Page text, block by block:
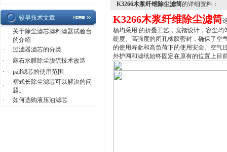
较早技术文章
·
关于除尘滤芯滤料滤器试验台
的介绍
·
过滤器滤芯的分类
·
麻石水膜除尘脱硫技术改造
·
pall滤芯的使用范围
·
褶式长除尘滤芯可以解决的问
题。
·
如何选购液压油滤芯
K3266木浆纤维除尘滤筒的详细资料：
K3266木浆纤维除尘滤筒
杨均采用 的折叠工艺，宽褶设计，容尘
硬度、高强度的闭孔橡胶密封，确保了空
的使用寿命和高负荷下的使用安全。空气
外护网和滤纸始终固定在原有的位置上目